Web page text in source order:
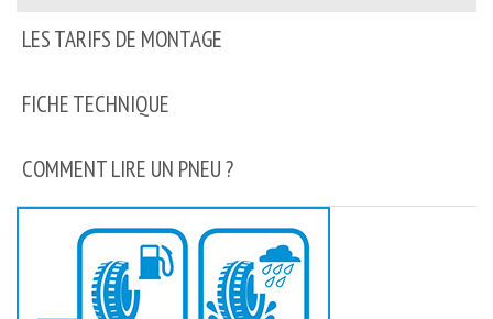
LES TARIFS DE MONTAGE
FICHE TECHNIQUE
COMMENT LIRE UN PNEU ?